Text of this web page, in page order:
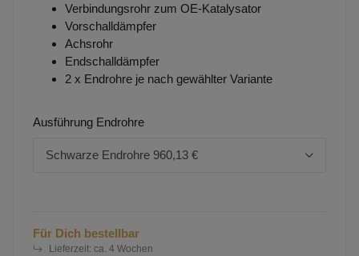
Verbindungsrohr zum OE-Katalysator
Vorschalldämpfer
Achsrohr
Endschalldämpfer
2 x Endrohre je nach gewählter Variante
Ausführung Endrohre
Schwarze Endrohre 960,13 €
Für Dich bestellbar
Lieferzeit: ca. 4 Wochen